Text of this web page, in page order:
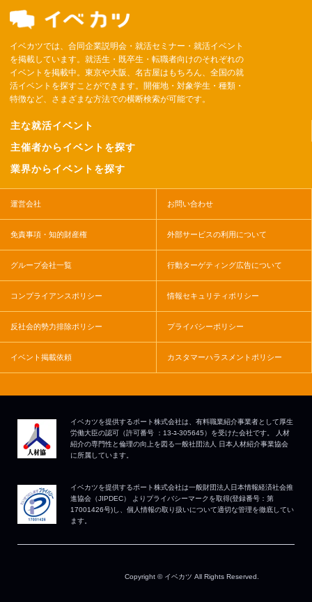
イベカツでは、合同企業説明会・就活セミナー・就活イベント
を掲載しています。就活生・既卒生・転職者向けのそれぞれの
イベントを掲載中。東京や大阪、名古屋はもちろん、全国の就
活イベントを探すことができます。開催地・対象学生・種類・
特徴など、さまざまな方法での横断検索が可能です。
主な就活イベント
主催者からイベントを探す
業界からイベントを探す
運営会社 お問い合わせ
免責事項・知的財産権 外部サービスの利用について
グループ会社一覧 行動ターゲティング広告について
コンプライアンスポリシー 情報セキュリティポリシー
反社会的勢力排除ポリシー プライバシーポリシー
イベント掲載依頼 カスタマーハラスメントポリシー